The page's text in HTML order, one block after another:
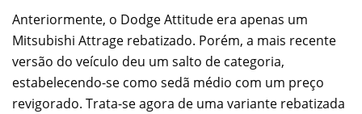
Anteriormente, o Dodge Attitude era apenas um
Mitsubishi Attrage rebatizado. Porém, a mais recente
versão do veículo deu um salto de categoria,
estabelecendo-se como sedã médio com um preço
revigorado. Trata-se agora de uma variante rebatizada